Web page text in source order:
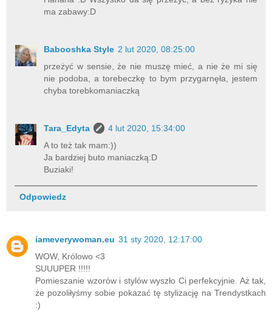
ma zabawy:D
Babooshka Style 2 lut 2020, 08:25:00
przeżyć w sensie, że nie muszę mieć, a nie że mi się
nie podoba, a torebeczkę to bym przygarnęła, jestem
chyba torebkomaniaczką
Tara_Edyta
4 lut 2020, 15:34:00
A to też tak mam:))
Ja bardziej buto maniaczką:D
Buziaki!
Odpowiedz
iameverywoman.eu 31 sty 2020, 12:17:00
WOW, Królowo <3
SUUUPER !!!!!
Pomieszanie wzorów i stylów wyszło Ci perfekcyjnie. Aż tak,
że pozoliłyśmy sobie pokazać tę stylizację na Trendystkach
:)